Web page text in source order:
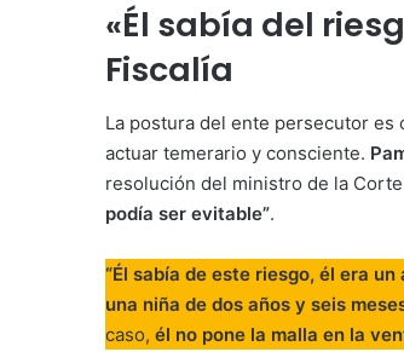
«Él sabía del
Fiscalía
La postura del ente persecutor
actuar temerario y consciente.
resolución del ministro de la
podía ser evitable”.
“Él sabía de este riesgo, él era
una niña de dos años y seis
caso, él no pone la malla en la